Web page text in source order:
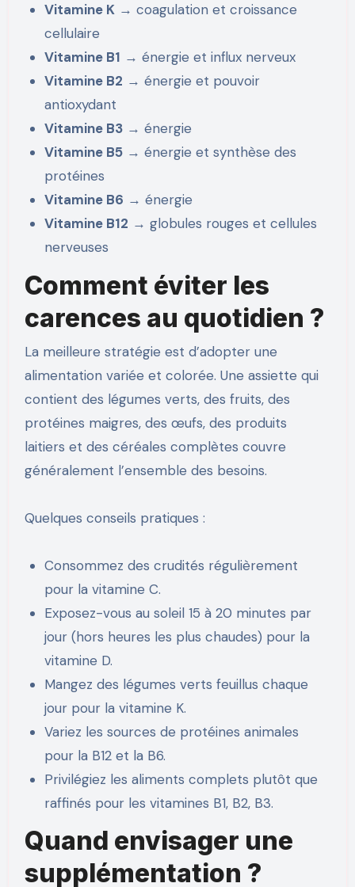
Vitamine K → coagulation et croissance
cellulaire
Vitamine B1 → énergie et influx nerveux
Vitamine B2 → énergie et pouvoir
antioxydant
Vitamine B3 → énergie
Vitamine B5 → énergie et synthèse des
protéines
Vitamine B6 → énergie
Vitamine B12 → globules rouges et cellules
nerveuses
Comment éviter les
carences au quotidien ?
La meilleure stratégie est d’adopter une
alimentation variée et colorée. Une assiette qui
contient des légumes verts, des fruits, des
protéines maigres, des œufs, des produits
laitiers et des céréales complètes couvre
généralement l’ensemble des besoins.
Quelques conseils pratiques :
Consommez des crudités régulièrement
pour la vitamine C.
Exposez-vous au soleil 15 à 20 minutes par
jour (hors heures les plus chaudes) pour la
vitamine D.
Mangez des légumes verts feuillus chaque
jour pour la vitamine K.
Variez les sources de protéines animales
pour la B12 et la B6.
Privilégiez les aliments complets plutôt que
raffinés pour les vitamines B1, B2, B3.
Quand envisager une
supplémentation ?